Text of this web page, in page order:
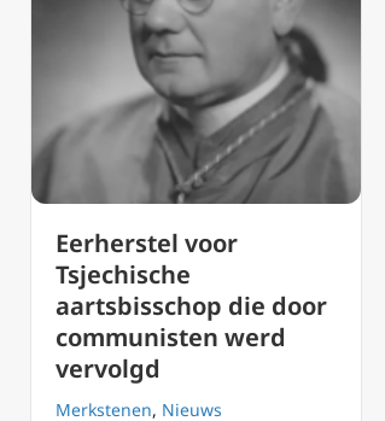
Eerherstel voor
Tsjechische
aartsbisschop die door
communisten werd
vervolgd
Merkstenen, Nieuws